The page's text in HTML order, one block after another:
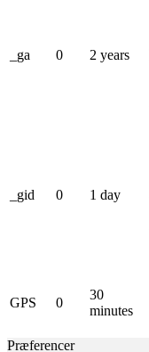
_ga 0 2 years
_gid 0 1 day
GPS 0
30
minutes
Præferencer